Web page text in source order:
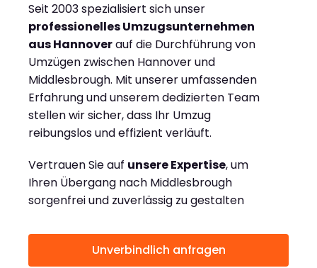
Seit 2003 spezialisiert sich unser
professionelles Umzugsunternehmen
aus Hannoverauf die Durchführung von
Umzügen zwischen Hannover und
Middlesbrough. Mit unserer umfassenden
Erfahrung und unserem dedizierten Team
stellen wir sicher, dass Ihr Umzug
reibungslos und effizient verläuft.
Vertrauen Sie auf unsere Expertise, um
Ihren Übergang nach Middlesbrough
sorgenfrei und zuverlässig zu gestalten
Unverbindlich anfragen